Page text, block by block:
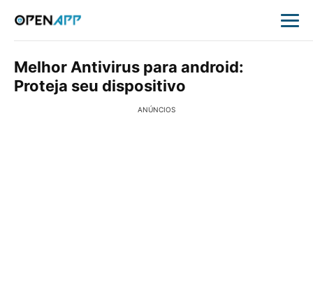
Melhor Antivirus para android:
Proteja seu dispositivo
ANÚNCIOS